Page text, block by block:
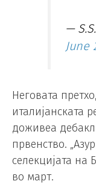
—
June
Неговата
италијанската
доживеа дебакл
првенство.
селекцијата на
во март.